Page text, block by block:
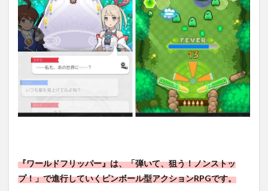
すい
仕
様！
1.2
演出
がド
派手
で爽
快な
んで
人のマ
ルチプ
レイも
『ワールドフリッパー』は、「弾いて、狙う！ノンストッ
プ！」で進行していくピンボール型アクションRPGです。